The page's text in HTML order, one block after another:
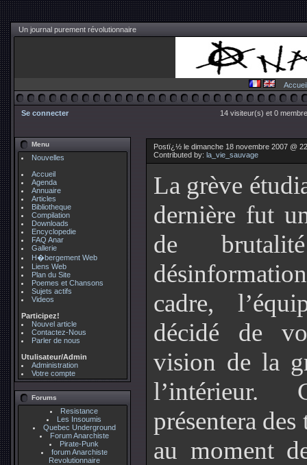
Un journal purement révolutionnaire
Accueil
Se connecter 14 visiteur(s) et 0
Menu
Nouvelles
Accueil
Agenda
Annuaire
Articles
Bibliotheque
Compilation
Downloads
Encyclopedie
FAQ Anar
Gallerie
H�bergement Web
Liens Web
Plan du Site
Poemes et Chansons
Sujets actifs
Videos
Participez!
Nouvel article
Contactez-Nous
Parler de nous
Utulisateur/Admin
Administration
Votre compte
Forums
Resistance
Les Insoumis
Quebec Underground
Forum Anarchiste
Pirate-Punk
forum Anarchiste
Revolutionnaire
Postï¿½ le dimanche 18 novembre 2007 @
Contributed by: la_vie_sauvage
La grève
dernière fut
de
cadre,
décidé de
vision de la
l’intérieur.
présentera
au moment